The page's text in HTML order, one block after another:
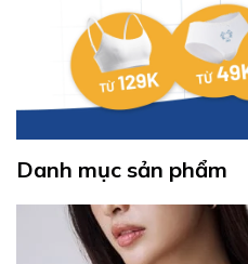
Danh mục sản phẩm